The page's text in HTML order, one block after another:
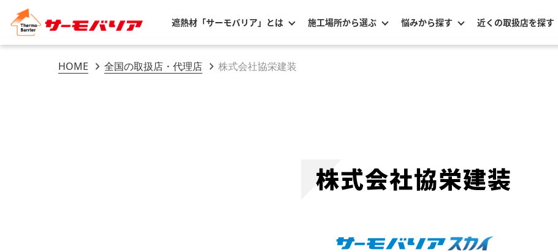
遮熱材「サーモバリア」とは 施工場所から選ぶ 悩みから探す 近くの取扱店を探す
HOME 全国の取扱店・代理店 株式会社協栄建装
株式会社協栄建装